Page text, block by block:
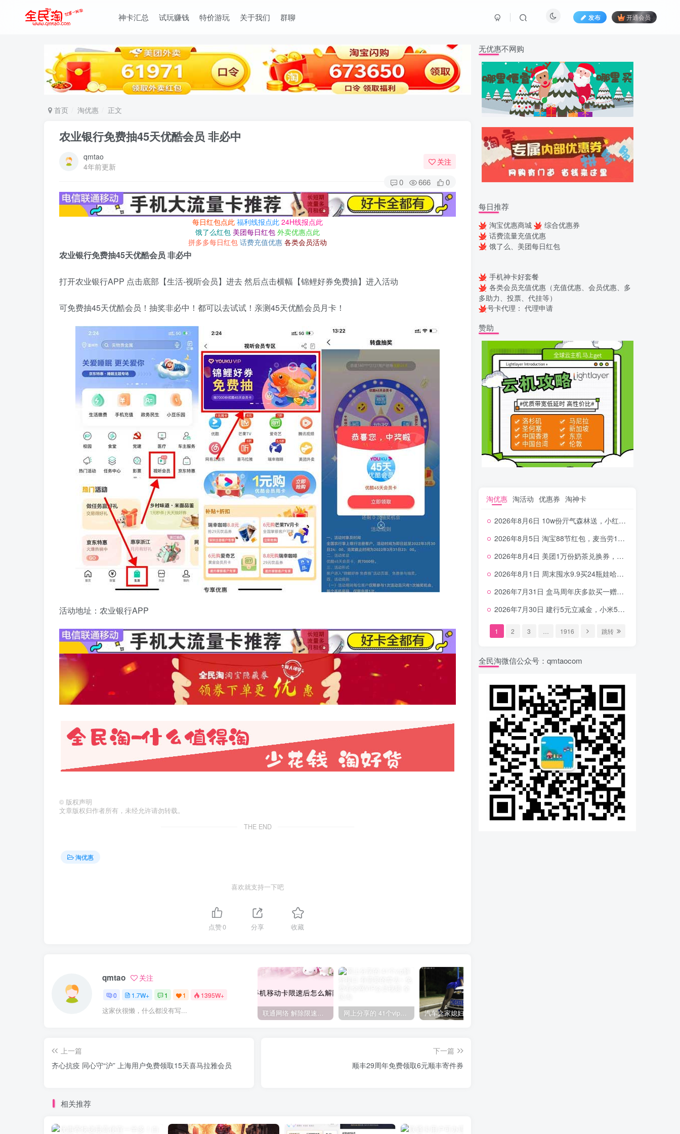
神卡汇总 试玩赚钱 特价游玩 关于我们 群聊 发布 开通会员
首页 淘优惠 正文
农业银行免费抽45天优酷会员 非必中
qmtao
4年前更新
关注
0 666 0
每日红包点此 福利线报点此 24H线报点此
饿了么红包 美团每日红包 外卖优惠点此
拼多多每日红包 话费充值优惠 各类会员活动
农业银行免费抽45天优酷会员 非必中
打开农业银行APP 点击底部【生活-视听会员】进去 然后点击横幅【锦鲤好券免费抽】进入活动
可免费抽45天优酷会员！抽奖非必中！都可以去试试！亲测45天优酷会员月卡！
活动地址：农业银行APP
© 版权声明
文章版权归作者所有，未经允许请勿转载。
THE END
淘优惠
喜欢就支持一下吧
点赞0 分享 收藏
qmtao 关注
0 1.7W+ 1 1 1395W+
这家伙很懒，什么都没有写... 联通网络 解除限速方法参考！畅享、畅玩、老白干等及其它地区自测了 网上分享的 41个vip解析接口 有需要的拿去~ 免费看全网VIP会员视频
上一篇
齐心抗疫 同心守“沪” 上海用户免费领取15天喜马拉雅会员
下一篇
顺丰29周年免费领取6元顺丰寄件券
相关推荐
无优惠不网购
每日推荐
淘宝优惠商城
综合优惠券
话费流量充值优惠
饿了么、美团每日红包
手机神卡好套餐
各类会员充值优惠（充值优惠、会员优惠、多
多助力、投票、代挂等）
号卡代理： 代理申请
赞助
淘优惠 淘活动 优惠券 淘神卡
2026年8月6日 10w份亓气森林送，小红书12元无门槛，中行电费30-10，0元柠檬水+0撸汉堡等
2026年8月5日 淘宝88节红包，麦当劳150万份柠檬水，三万份瑞幸免单，霸王9万份0.01券等
2026年8月4日 美团1万份奶茶兑换券，农行5E卡，中行支付超给利，美团领18个冰激凌，小米每天领2-6元等等
2026年8月1日 周末囤水9.9买24瓶娃哈哈，建行100元京东券，移动5元话费，麦当劳甜筒，交行立减金等
2026年7月31日 盒马周年庆多款买一赠一，饿了么拆红包，建行30立减金，农行领10元刷卡金等
2026年7月30日 建行5元立减金，小米5元，抢2500份爷爷不泡茶，闪购20-20，3元吃瑞幸咖啡等
1 2 3 1916 跳转
全民淘微信公众号：qmtaocom